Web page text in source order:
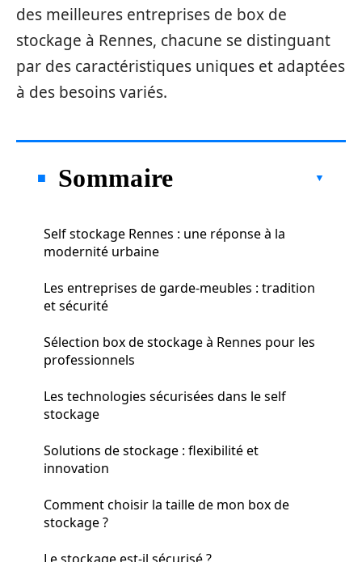
des meilleures entreprises de box de
stockage à Rennes, chacune se distinguant
par des caractéristiques uniques et adaptées
à des besoins variés.
Sommaire
Self stockage Rennes : une réponse à la
modernité urbaine
Les entreprises de garde-meubles : tradition
et sécurité
Sélection box de stockage à Rennes pour les
professionnels
Les technologies sécurisées dans le self
stockage
Solutions de stockage : flexibilité et
innovation
Comment choisir la taille de mon box de
stockage ?
Le stockage est-il sécurisé ?